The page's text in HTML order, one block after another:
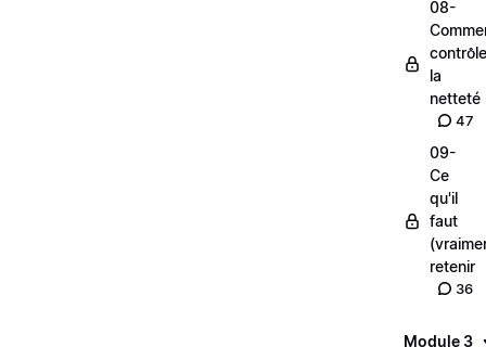
08-
la
netteté
47
09-
Ce
qu'il
faut
retenir
36
Module 3